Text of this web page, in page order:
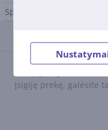
Spalva
Įsigiję prekę, galėsite